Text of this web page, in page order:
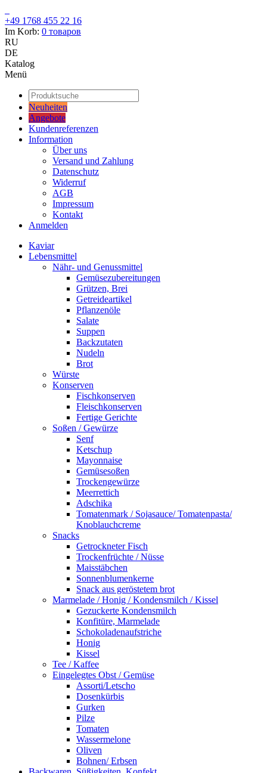
+49 1768 455 22 16
Im Korb: 0 товаров
RU
DE
Katalog
Menü
Neuheiten
Angebote
Kundenreferenzen
Information
Über uns
Versand und Zahlung
Datenschutz
Widerruf
AGB
Impressum
Kontakt
Anmelden
Kaviar
Lebensmittel
Nähr- und Genussmittel
Gemüsezubereitungen
Grützen, Brei
Getreideartikel
Pflanzenöle
Salate
Suppen
Backzutaten
Nudeln
Brot
Würste
Konserven
Fischkonserven
Fleischkonserven
Fertige Gerichte
Soßen / Gewürze
Senf
Ketschup
Mayonnaise
Gemüsesoßen
Trockengewürze
Meerrettich
Adschika
Tomatenmark / Sojasauce/ Tomatenpasta/
Knoblauchcreme
Snacks
Getrockneter Fisch
Trockenfrüchte / Nüsse
Maisstäbchen
Sonnenblumenkerne
Snack aus geröstetem brot
Marmelade / Honig / Kondensmilch / Kissel
Gezuckerte Kondensmilch
Konfitüre, Marmelade
Schokoladenaufstriche
Honig
Kissel
Tee / Kaffee
Eingelegtes Obst / Gemüse
Assorti/Letscho
Dosenkürbis
Gurken
Pilze
Tomaten
Wassermelone
Oliven
Bohnen/ Erbsen